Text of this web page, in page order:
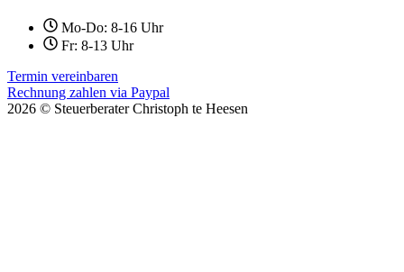
Mo-Do: 8-16 Uhr
Fr: 8-13 Uhr
Termin vereinbaren
Rechnung zahlen via Paypal
2026 © Steuerberater Christoph te Heesen